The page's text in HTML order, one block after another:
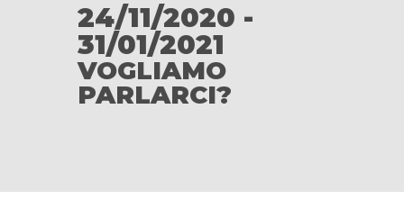
24/11/2020 -
31/01/2021
VOGLIAMO
PARLARCI?